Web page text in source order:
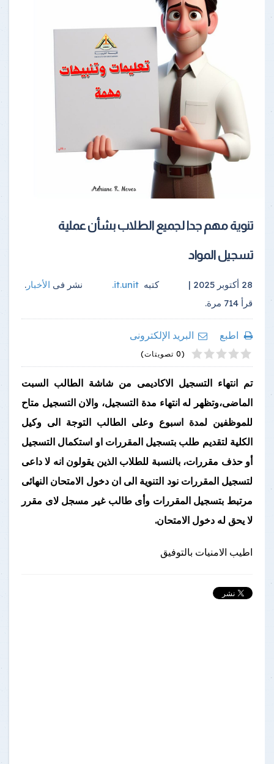
تنوية مهم جدا لجميع الطلاب بشأن عملية
تسجيل المواد
28 أكتوبر 2025 | كتبه it.unit
. نشر فى الأخبار .
قرأ 714 مرة.
اطبع
البريد الإلكترونى
1
2
3
4
5 (0 تصويتات)
تم انتهاء التسجيل الاكاديمى من شاشة الطالب السبت
الماضى،وتظهر له انتهاء مدة التسجيل، والان التسجيل متاح
للموظفين لمدة اسبوع وعلى الطالب التوجة الى وكيل
الكلية لتقديم طلب بتسجيل المقررات او استكمال التسجيل
أو حذف مقررات، بالنسبة للطلاب الذين يقولون انه لا داعى
لتسجيل المقررات نود التنوية الى ان دخول الامتحان النهائى
مرتبط بتسجيل المقررات وأى طالب غير مسجل لاى مقرر
لا يحق له دخول الامتحان.
اطيب الامنيات بالتوفيق